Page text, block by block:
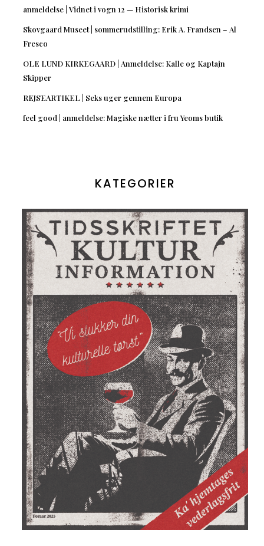
anmeldelse | Vidnet i vogn 12 — Historisk krimi
Skovgaard Museet | sommerudstilling: Erik A. Frandsen – Al
Fresco
OLE LUND KIRKEGAARD | Anmeldelse: Kalle og Kaptajn
Skipper
REJSEARTIKEL | Seks uger gennem Europa
feel good | anmeldelse: Magiske nætter i fru Yeoms butik
KATEGORIER